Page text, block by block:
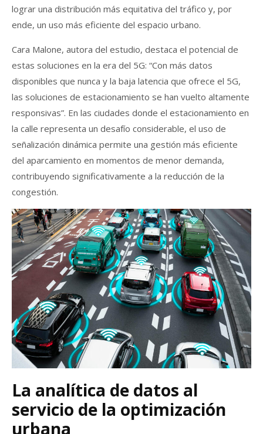
lograr una distribución más equitativa del tráfico y, por
ende, un uso más eficiente del espacio urbano.
Cara Malone, autora del estudio, destaca el potencial de
estas soluciones en la era del 5G: “Con más datos
disponibles que nunca y la baja latencia que ofrece el 5G,
las soluciones de estacionamiento se han vuelto altamente
responsivas”. En las ciudades donde el estacionamiento en
la calle representa un desafío considerable, el uso de
señalización dinámica permite una gestión más eficiente
del aparcamiento en momentos de menor demanda,
contribuyendo significativamente a la reducción de la
congestión.
La analítica de datos al
servicio de la optimización
urbana